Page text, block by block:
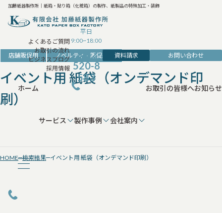
加藤紙器製作所｜紙箱・貼り箱（化粧箱）の製作、紙製品の特殊加工・装飾
よくあるご質問
お取引の流れ
ビジネスブログ
採用情報
平日
9:00~18:00
042-
520-8
583
資料請求 お問い合わせ
ホーム
サービス 製作事例 会社案内
お取引の皆様へお知らせ
店舗販促用 ノベルティ・販促雑貨
イベント用 紙袋（オンデマンド印
刷）
HOME 検索結果 イベント用 紙袋（オンデマンド印刷）